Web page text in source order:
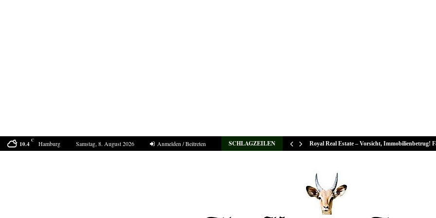
10.4 C Hamburg Samstag, 8. August 2026 Anmelden / Beitreten SCHLAGZEILEN
Bestell-Scam – eine neue Masche Royal Real Estate – Vorsicht, Immobilienbetrug!